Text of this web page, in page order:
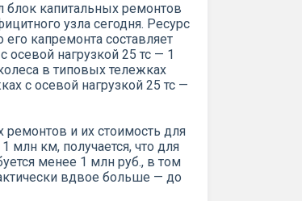
капитальных ремонтов
узла сегодня. Ресурс
капремонта составляет
осевой нагрузкой 25 тс — 1
в типовых тележках
с осевой нагрузкой 25 тс —
и их стоимость для
млн км, получается, что для
менее 1 млн руб., в том
вдвое больше — до